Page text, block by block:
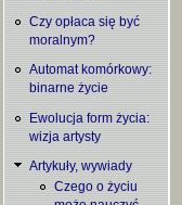
Czy opłaca się być
moralnym?
Automat komórkowy:
binarne życie
Ewolucja form życia:
wizja artysty
Artykuły, wywiady
Czego o życiu